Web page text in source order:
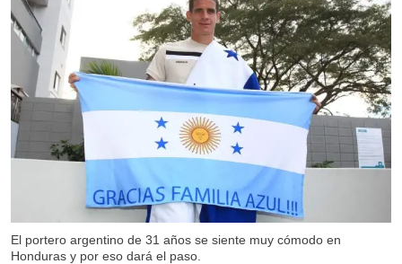
El portero argentino de 31 años se siente muy cómodo en
Honduras y por eso dará el paso.